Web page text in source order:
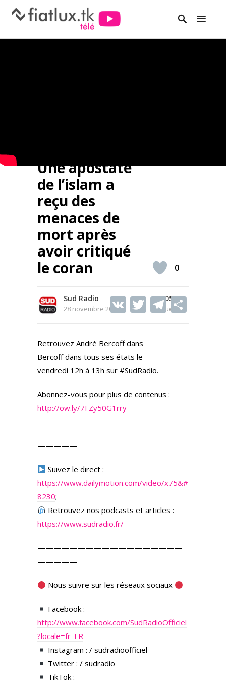
Une apostate
de l’islam a
reçu des
menaces de
mort après
avoir critiqué
le coran
Sud Radio
28 novembre 2025
105
Vues
V T T
0
Retrouvez André Bercoff dans
Bercoff dans tous ses états le
vendredi 12h à 13h sur #SudRadio.
Abonnez-vous pour plus de contenus :
http://ow.ly/7FZy50G1rry
——————————————————
—————
Suivez le direct :
https://www.dailymotion.com/video/x75&#
8230;
Retrouvez nos podcasts et articles :
https://www.sudradio.fr/
——————————————————
—————
Nous suivre sur les réseaux sociaux
Facebook :
http://www.facebook.com/SudRadioOfficiel
?locale=fr_FR
Instagram : / sudradioofficiel
Twitter : / sudradio
TikTok :